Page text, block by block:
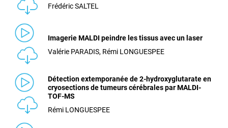
Frédéric SALTEL
Imagerie MALDI peindre les tissus avec un laser
Valérie PARADIS, Rémi LONGUESPEE
Détection extemporanée de 2-hydroxyglutarate en
cryosections de tumeurs cérébrales par MALDI-
TOF-MS
Rémi LONGUESPEE